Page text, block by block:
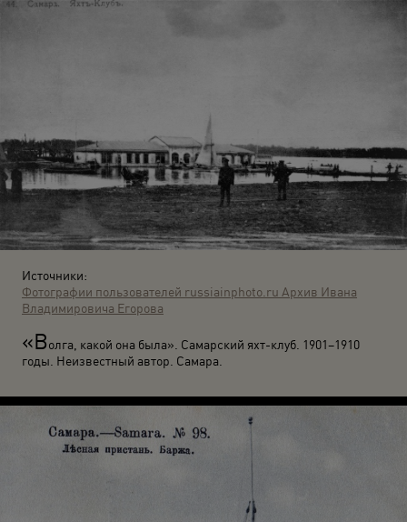
Источники:
Фотографии пользователей russiainphoto.ru Архив Ивана
Владимировича Егорова
«Волга, какой она была». Самарский яхт-клуб. 1901–1910
годы. Неизвестный автор. Самара.